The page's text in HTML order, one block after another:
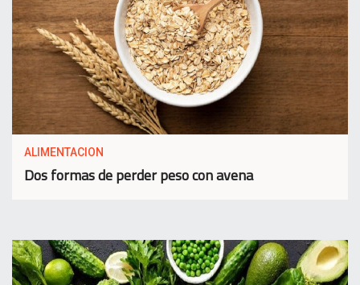
ALIMENTACION
Dos formas de perder peso con avena